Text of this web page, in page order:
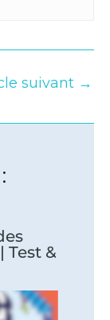
suivant →
Test &